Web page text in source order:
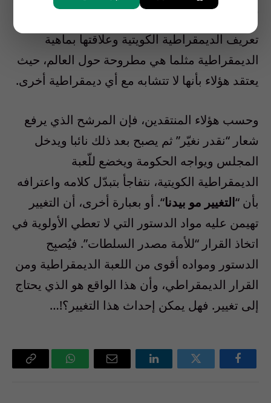
تعريف الديمقراطية الكويتية وعلاقتها بماهية
الديمقراطية مثلما هي مطروحة حول العالم، حيث
يعتقد هؤلاء بأنها لا تتشابه مع أي ديمقراطية أخرى.
وحسب هؤلاء المنتقدين، فإن المرشح الذي يرفع
شعار “نقدر نغيّر” ثم يصبح بعد ذلك نائبا ويدخل
المجلس ويواجه الحكومة ويخضع للّعبة
الديمقراطية الكويتية، نتفاجأ بتبدّل كلامه واعترافه
بأن “التغيير مو بيدنا“. أو بعبارة أخرى، أن التغيير
تهيمن عليه مواد الدستور التي لا تعطي الأولوية في
اتخاذ القرار “للأمة مصدر السلطات”. فيُصبِح
الدستور ومواده أقوى من اللعبة الديمقراطية ومن
القرار الديمقراطي، وأن هذا الواقع هو الذي يحتاج
إلى تغيير. فهل يمكن إحداث هذا التغيير؟!…
فيسبوك تويتر لينكدإن
البريد
واتساب Copy